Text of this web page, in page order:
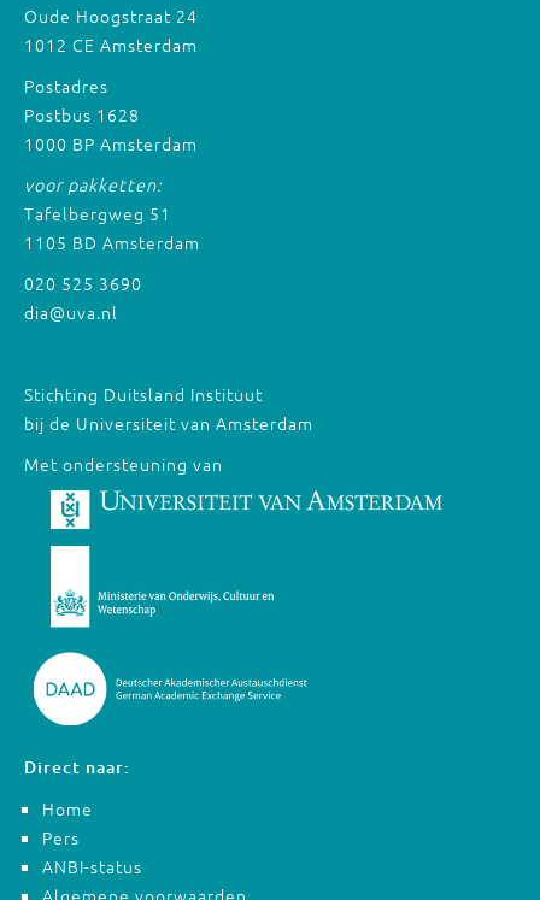
Oude Hoogstraat 24
1012 CE Amsterdam
Postadres
Postbus 1628
1000 BP Amsterdam
voor pakketten:
Tafelbergweg 51
1105 BD Amsterdam
020 525 3690
dia@uva.nl
Stichting Duitsland Instituut
bij de Universiteit van Amsterdam
Met ondersteuning van
Direct naar:
Home
Pers
ANBI-status
Algemene voorwaarden